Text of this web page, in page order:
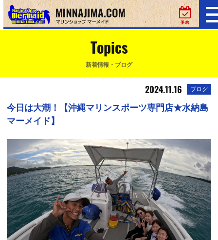
Topics
新着情報・ブログ
2024.11.16 ブログ
今日は大潮！【沖縄マリンスポーツ専門店★水納島
マーメイド】